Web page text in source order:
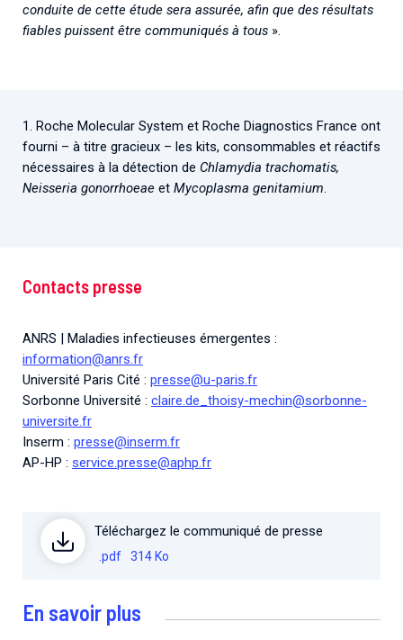
conduite de cette étude sera assurée, afin que des résultats
fiables puissent être communiqués à tous ».
1. Roche Molecular System et Roche Diagnostics France ont
fourni – à titre gracieux – les kits, consommables et réactifs
nécessaires à la détection de Chlamydia trachomatis,
Neisseria gonorrhoeae et Mycoplasma genitamium.
Contacts presse
ANRS | Maladies infectieuses émergentes :
information@anrs.fr
Université Paris Cité : presse@u-paris.fr
Sorbonne Université : claire.de_thoisy-mechin@sorbonne-
universite.fr
Inserm : presse@inserm.fr
AP-HP : service.presse@aphp.fr
Téléchargez le communiqué de presse
.pdf 314 Ko
En savoir plus